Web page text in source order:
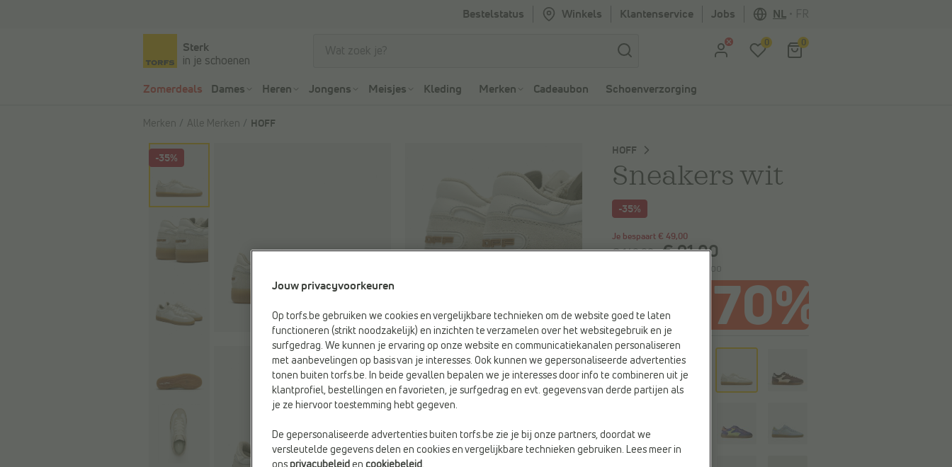
Bestelstatus Winkels Klantenservice Jobs NL
Sterk
in je schoenen
0 0
Zomerdeals Dames Heren Jongens Meisjes Kleding Merken Cadeaubon Schoenverzorging
Merken Alle Merken HOFF
-35%
HOFF
Sneakers wit
-35%
Je bespaart € 49,00
€ 140,00 € 91,00
Kleur
Wit
Jouw privacyvoorkeuren
Op torfs.be gebruiken we cookies en vergelijkbare technieken om de website goed te laten
functioneren (strikt noodzakelijk) en inzichten te verzamelen over het websitegebruik en je
surfgedrag. We kunnen je ervaring op onze website en communicatiekanalen personaliseren
met aanbevelingen op basis van je interesses. Ook kunnen we gepersonaliseerde advertenties
tonen buiten torfs.be. In beide gevallen bepalen we je interesses door info te combineren uit je
klantprofiel, bestellingen en favorieten, je surfgedrag en evt. gegevens van derde partijen als
je ze hiervoor toestemming hebt gegeven.
De gepersonaliseerde advertenties buiten torfs.be zie je bij onze partners, doordat we
versleutelde gegevens delen en cookies en vergelijkbare technieken gebruiken. Lees meer in